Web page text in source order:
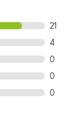
21
4
0
0
0